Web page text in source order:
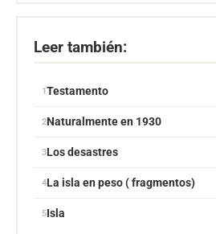
Leer también:
Testamento
Naturalmente en 1930
Los desastres
La isla en peso ( fragmentos)
Isla